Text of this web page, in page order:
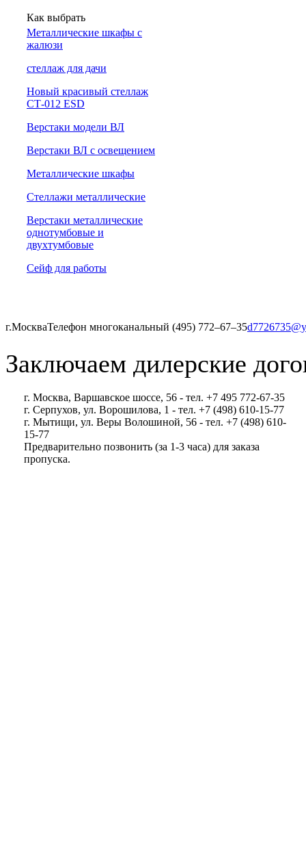
Как выбрать
Металлические шкафы с
жалюзи
cтеллаж для дачи
Новый красивый стеллаж
СТ-012 ESD
Верстаки модели ВЛ
Верстаки ВЛ с освещением
Металлические шкафы
Стеллажи металлические
Верстаки металлические
однотумбовые и
двухтумбовые
Сейф для работы
г.МоскваТелефон многоканальный (495) 772‒67‒35
Заключаем дилерские
г. Москва, Варшавское шоссе, 56 - тел. +7 495 772-67-35
г. Серпухов, ул. Ворошилова, 1 - тел. +7 (498) 610-15-77
г. Мытищи, ул. Веры Волошиной, 56 - тел. +7 (498) 610-
15-77
Предварительно позвонить (за 1-3 часа) для заказа
пропуска.